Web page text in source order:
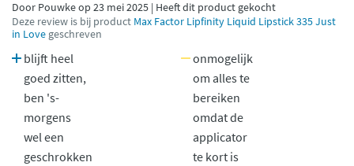
Door Pouwke op 23 mei 2025 | Heeft dit product gekocht
Deze review is bij product Max Factor Lipfinity Liquid Lipstick 335 Just
in Love geschreven
blijft heel
goed zitten,
ben 's-
morgens
wel een
geschrokken
onmogelijk
om alles te
bereiken
omdat de
applicator
te kort is